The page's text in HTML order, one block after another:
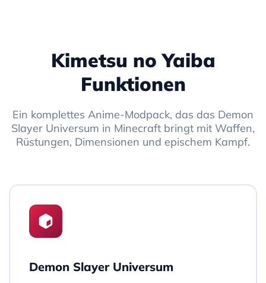
Kimetsu no Yaiba
Funktionen
Ein komplettes Anime-Modpack, das das Demon
Slayer Universum in Minecraft bringt mit Waffen,
Rüstungen, Dimensionen und epischem Kampf.
Demon Slayer Universum